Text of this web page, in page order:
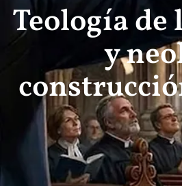
Teología
y